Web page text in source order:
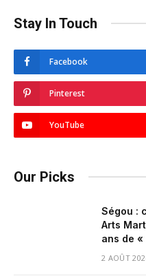
Stay In Touch
Facebook
Pinterest
YouTube
Our Picks
Ségou :
Arts
ans de «
2 AOÛT